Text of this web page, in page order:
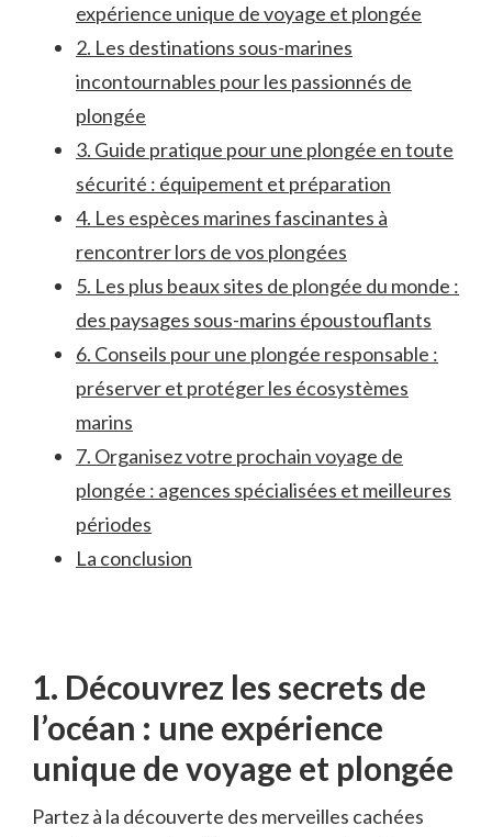
expérience unique de ⁤voyage et plongée
2. Les destinations sous-marines
incontournables pour ⁤les passionnés de
plongée
3. Guide pratique pour une plongée en toute
sécurité : équipement et préparation
4.⁢ Les espèces marines fascinantes à
rencontrer lors ‍de vos⁤ plongées
5. Les‍ plus beaux sites de plongée du monde :
des paysages sous-marins ⁣époustouflants
6. Conseils pour une plongée ⁣responsable :
préserver et protéger les écosystèmes
marins
7. Organisez votre prochain voyage de
plongée : agences spécialisées et meilleures
périodes
La⁢ conclusion
1.⁤ Découvrez les secrets de
‍l’océan : ⁤une⁣ expérience
unique de voyage ⁤et plongée
Partez à la découverte des merveilles⁢ cachées⁣